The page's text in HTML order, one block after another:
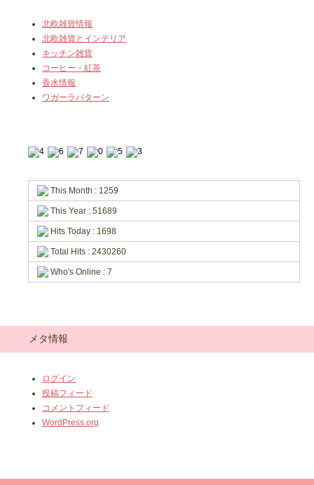
北欧雑貨情報
北欧雑貨とインテリア
キッチン雑貨
コーヒー・紅茶
香水情報
ワガーラパターン
This Month : 1259
This Year : 51689
Hits Today : 1698
Total Hits : 2430260
Who's Online : 7
メタ情報
ログイン
投稿フィード
コメントフィード
WordPress.org